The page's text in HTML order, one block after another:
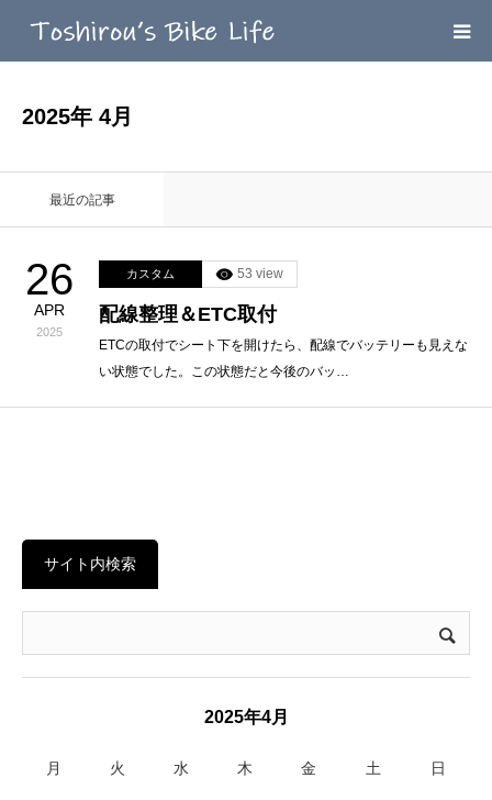
2025年 4月
最近の記事
26
APR
2025
カスタム 53 view
配線整理＆ETC取付
ETCの取付でシート下を開けたら、配線でバッテリーも見えな
い状態でした。この状態だと今後のバッ…
サイト内検索
2025年4月
月 火 水 木 金 土 日
LINK’ｓ
CONTACT